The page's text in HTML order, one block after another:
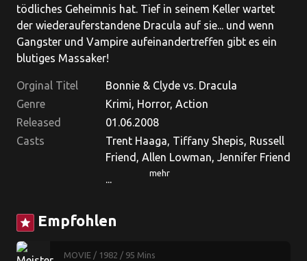
tödliches Geheimnis hat. Tief in seinem Keller wartet
der wiederauferstandene Dracula auf sie... und wenn
Gangster und Vampire aufeinandertreffen gibt es ein
blutiges Massaker!
Orginal Titel
Bonnie & Clyde vs. Dracula
Genre
Krimi, Horror, Action
Released
01.06.2008
Casts
Trent Haaga, Tiffany Shepis, Russell
Friend, Allen Lowman, Jennifer Friend
...
mehr
star Empfohlen
MOVIE / 1982 / 95 Mins